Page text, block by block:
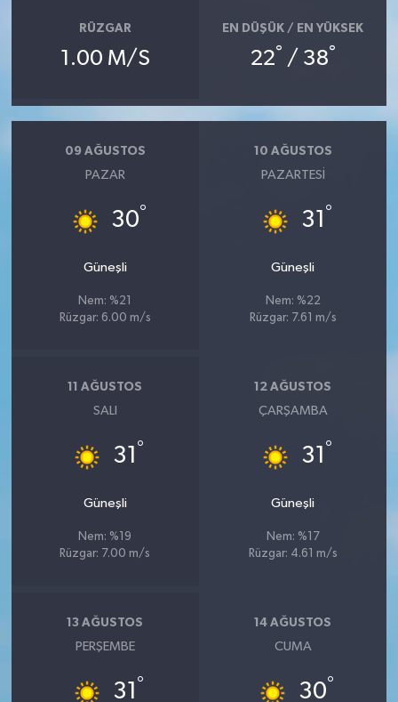
RÜZGAR
1.00 M/S
EN DÜŞÜK / EN YÜKSEK
22° / 38°
09 AĞUSTOS
PAZAR
30°
Güneşli
Nem: %21
Rüzgar: 6.00 m/s
10 AĞUSTOS
PAZARTESI
31 °
Güneşli
Nem: %22
Rüzgar: 7.61 m/s
11 AĞUSTOS
SALI
31 °
Güneşli
Nem: %19
Rüzgar: 7.00 m/s
12 AĞUSTOS
ÇARŞAMBA
31 °
Güneşli
Nem: %17
Rüzgar: 4.61 m/s
13 AĞUSTOS
PERŞEMBE
31 °
14 AĞUSTOS
CUMA
30°